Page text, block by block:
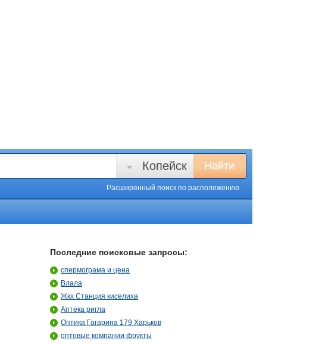
Найти
Копейск
Расширенный поиск по расположению
Последние поисковые запросы:
спермограма и цена
Влала
Жкх Станция киселиха
Аптека ригла
Оптика Гагарина 179 Харьков
оптовые компании фрукты